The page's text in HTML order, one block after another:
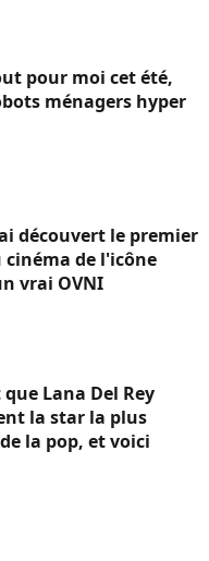
pour moi cet été,
ménagers hyper
découvert le premier
de l'icône
vrai OVNI
Lana Del Rey
la star la plus
la pop, et voici